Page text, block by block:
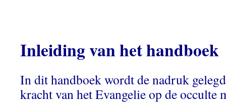
Inleiding van het handboek
In dit handboek wordt de nadruk
kracht van het Evangelie op de occulte